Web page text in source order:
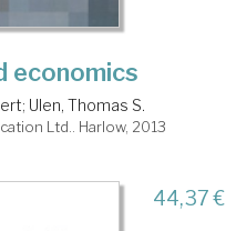
economics
; Ulen, Thomas S.
Ltd.. Harlow, 2013
44,37 €